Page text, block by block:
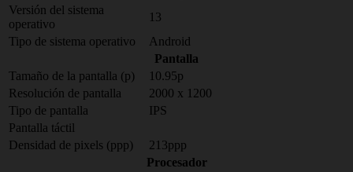
Versión del sistema
operativo
13
Tipo de sistema operativo
Android
Pantalla
Tamaño de la pantalla (p)
10.95p
Resolución de pantalla
2000 x 1200
Tipo de pantalla
IPS
Pantalla táctil
Densidad de pixels (ppp)
213ppp
Procesador